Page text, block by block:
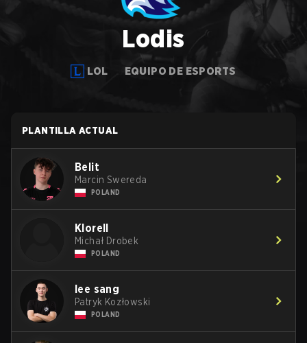
Lodis
LOL EQUIPO DE ESPORTS
PLANTILLA ACTUAL
Belit
Marcin Swereda
POLAND
Klorell
Michał Drobek
POLAND
lee sang
Patryk Kozłowski
POLAND